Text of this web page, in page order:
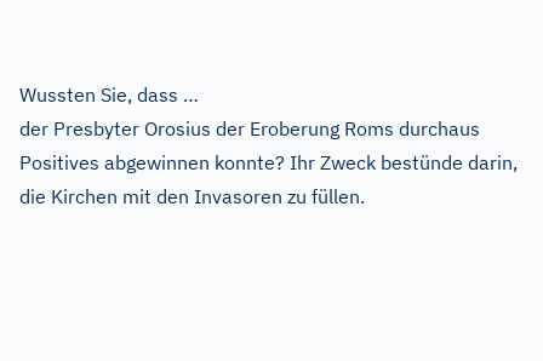
Wussten Sie, dass …
der Presbyter Orosius der Eroberung Roms durchaus
Positives abgewinnen konnte? Ihr Zweck bestünde darin,
die Kirchen mit den Invasoren zu füllen.